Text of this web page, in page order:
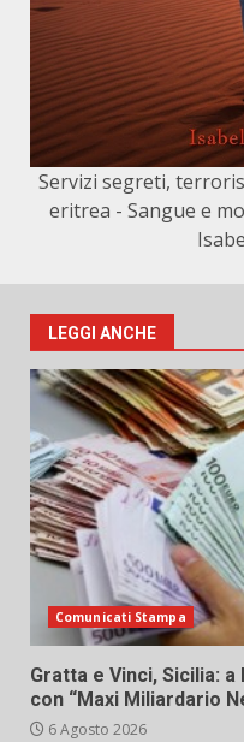
Servizi segreti,
eritrea - Sangue e
LEGGI ANCHE
Comunicati Stampa
Gratta e Vinci, Sicilia:
con “Maxi Miliardario
6 Agosto 2026